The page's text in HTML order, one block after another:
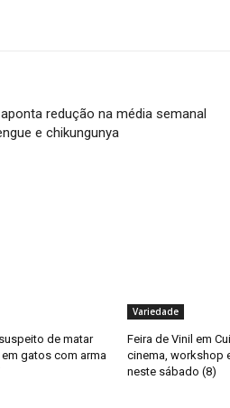
redução na média semanal
e chikungunya
de matar
gatos com arma
Variedade
Feira de Vinil em
cinema, workshop
neste sábado (8)